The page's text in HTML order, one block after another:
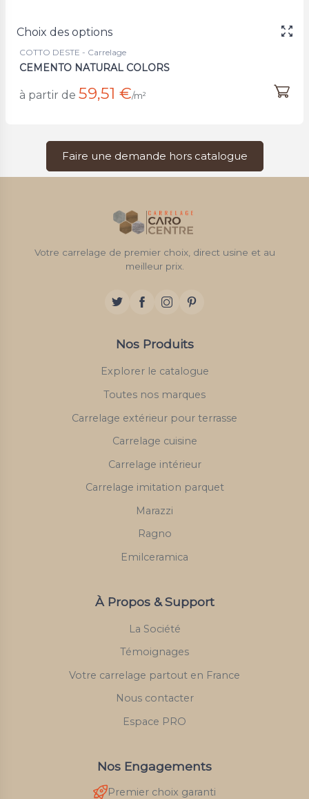
Choix des options
COTTO DESTE - Carrelage
CEMENTO NATURAL COLORS
à partir de 59,51 €/m²
Faire une demande hors catalogue
Votre carrelage de premier choix, direct usine et au
meilleur prix.
Nos Produits
Explorer le catalogue
Toutes nos marques
Carrelage extérieur pour terrasse
Carrelage cuisine
Carrelage intérieur
Carrelage imitation parquet
Marazzi
Ragno
Emilceramica
À Propos & Support
La Société
Témoignages
Votre carrelage partout en France
Nous contacter
Espace PRO
Nos Engagements
Premier choix garanti